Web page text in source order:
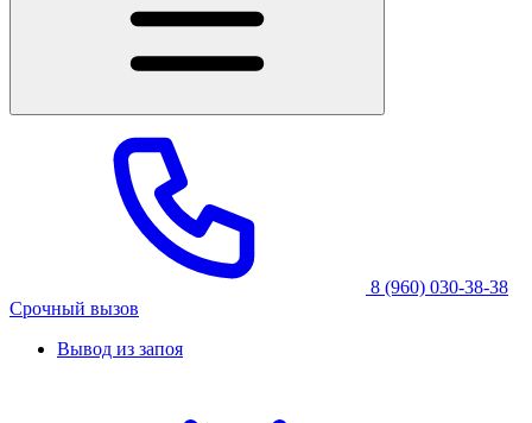
8 (960) 030-38-38
Срочный вызов
Вывод из запоя